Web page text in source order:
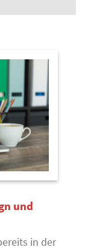
und
in der